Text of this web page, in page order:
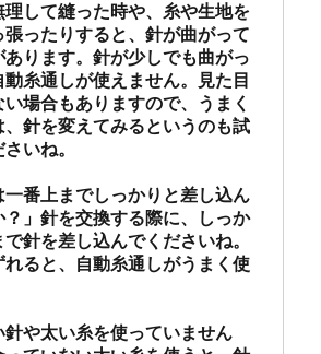
理して縫った時や、糸や生地を
張ったりすると、針が曲がって
あります。針が少しでも曲がっ
糸通しが使えません。見た目
場合もありますので、うまく
、針を変えてみるというのも試
いね。
番上までしっかりと差し込ん
？」針を交換する際に、しっか
針を差し込んでくださいね。
れると、自動糸通しがうまく使
や太い糸を使っていません